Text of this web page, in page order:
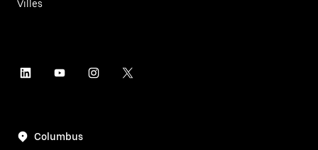
Villes
Columbus